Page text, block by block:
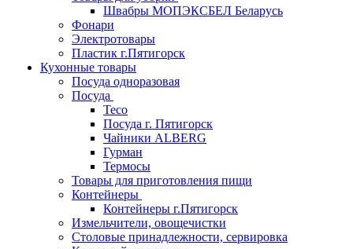
Швабры МОПЭКСБЕЛ Беларусь
Фонари
Электротовары
Пластик г.Пятигорск
Кухонные товары
Посуда одноразовая
Посуда
Teco
Посуда г. Пятигорск
Чайники ALBERG
Гурман
Термосы
Товары для приготовления пищи
Контейнеры
Контейнеры г.Пятигорск
Измельчители, овощечистки
Столовые принадлежности, сервировка